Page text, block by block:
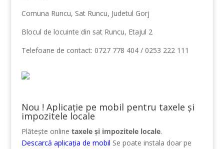
Comuna Runcu, Sat Runcu, Judetul Gorj
Blocul de locuinte din sat Runcu, Etajul 2
Telefoane de contact: 0727 778 404 / 0253 222 111
Nou ! Aplicație pe mobil pentru taxele și
impozitele locale
Plătește online taxele și impozitele locale.
Descarcă aplicația de mobil Se poate instala doar pe